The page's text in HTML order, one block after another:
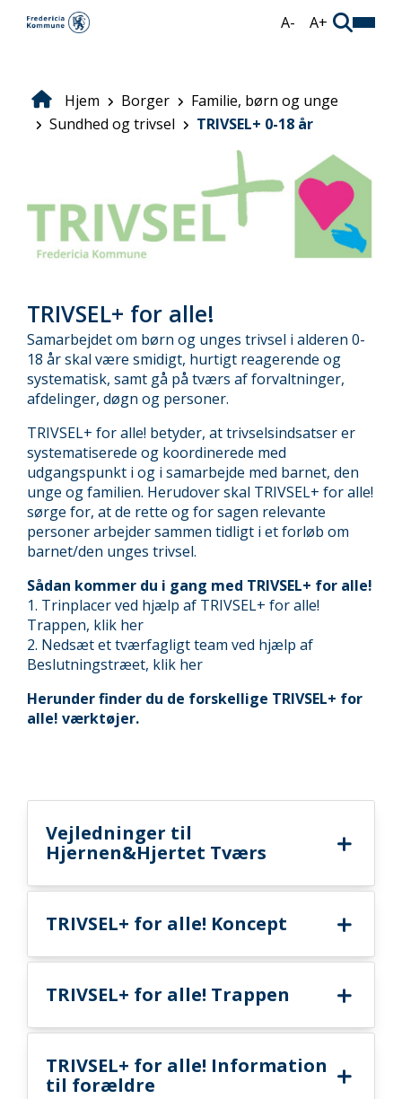
A- A+
Brødkrumme
Hjem Borger
Familie, børn og unge
Sundhed og trivsel
TRIVSEL+ 0-18 år
TRIVSEL+ for alle!
Samarbejdet om børn og unges trivsel i alderen 0-
18 år skal være smidigt, hurtigt reagerende og
systematisk, samt gå på tværs af forvaltninger,
afdelinger, døgn og personer.
TRIVSEL+ for alle! betyder, at trivselsindsatser er
systematiserede og koordinerede med
udgangspunkt i og i samarbejde med barnet, den
unge og familien. Herudover skal TRIVSEL+ for alle!
sørge for, at de rette og for sagen relevante
personer arbejder sammen tidligt i et forløb om
barnet/den unges trivsel.
Sådan kommer du i gang med TRIVSEL+ for alle!
1. Trinplacer ved hjælp af TRIVSEL+ for alle!
Trappen, klik her
2. Nedsæt et tværfagligt team ved hjælp af
Beslutningstræet, klik her
Herunder finder du de forskellige TRIVSEL+ for
alle! værktøjer.
Vejledninger til
Hjernen&Hjertet Tværs
TRIVSEL+ for alle! Koncept
TRIVSEL+ for alle! Trappen
TRIVSEL+ for alle! Information
til forældre